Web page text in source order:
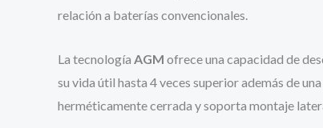
relación a baterías convencionales.
La tecnología AGM ofrece una capacidad de
su vida útil hasta 4 veces superior además de
herméticamente cerrada y soporta montaje